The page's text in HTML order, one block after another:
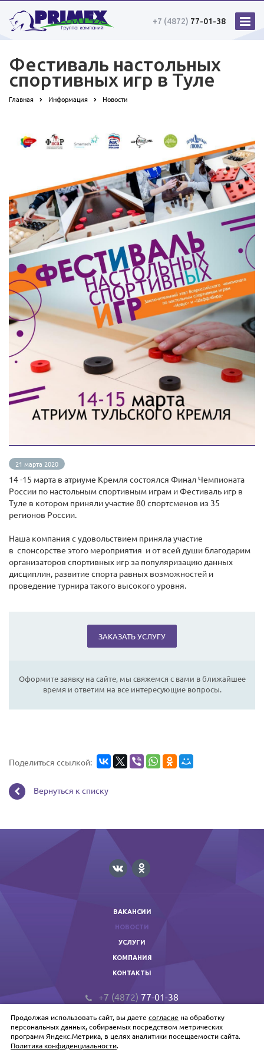
+7 (4872) 77-01-38
Фестиваль настольных
спортивных игр в Туле
Главная Информация Новости
21 марта 2020
14 -15 марта в атриуме Кремля состоялся Финал Чемпионата
России по настольным спортивным играм и Фестиваль игр в
Туле в котором приняли участие 80 спортсменов из 35
регионов России.
Наша компания с удовольствием приняла участие
в спонсорстве этого мероприятия и от всей души благодарим
организаторов спортивных игр за популяризацию данных
дисциплин, развитие спорта равных возможностей и
проведение турнира такого высокого уровня.
ЗАКАЗАТЬ УСЛУГУ
Оформите заявку на сайте, мы свяжемся с вами в ближайшее
время и ответим на все интересующие вопросы.
Поделиться ссылкой:
Вернуться к списку
ВАКАНСИИ
НОВОСТИ
УСЛУГИ
КОМПАНИЯ
КОНТАКТЫ
+7 (4872) 77-01-38
prof@primextula.ru
Primex © 2026 Копирование запрещено.
Политика обработки персональных данных
Продолжая использовать сайт, вы даете согласие на обработку
персональных данных, собираемых посредством метрических
программ Яндекс.Метрика, в целях аналитики посещаемости сайта.
Политика конфиденциальности.